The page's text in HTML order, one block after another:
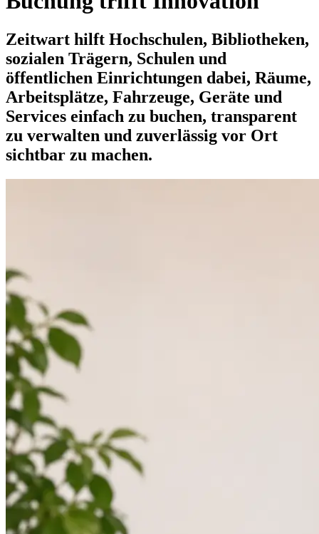
Zeitwart hilft Hochschulen, Bibliotheken,
sozialen Trägern, Schulen und
öffentlichen Einrichtungen dabei, Räume,
Arbeitsplätze, Fahrzeuge, Geräte und
Services einfach zu buchen, transparent
zu verwalten und zuverlässig vor Ort
sichtbar zu machen.